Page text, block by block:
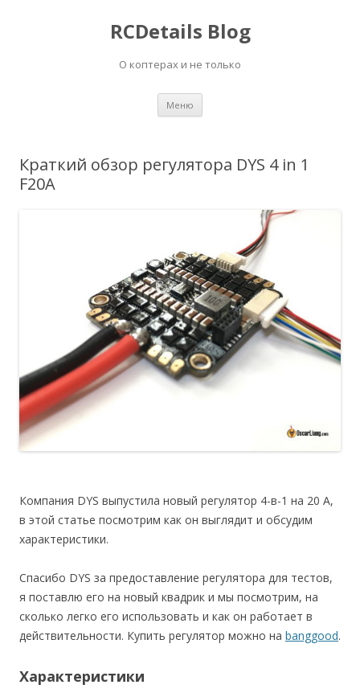
RCDetails Blog
О коптерах и не только
Меню
Краткий обзор регулятора DYS 4 in 1
F20A
Компания DYS выпустила новый регулятор 4-в-1 на 20 А,
в этой статье посмотрим как он выглядит и обсудим
характеристики.
Спасибо DYS за предоставление регулятора для тестов,
я поставлю его на новый квадрик и мы посмотрим, на
сколько легко его использовать и как он работает в
действительности. Купить регулятор можно на banggood.
Характеристики